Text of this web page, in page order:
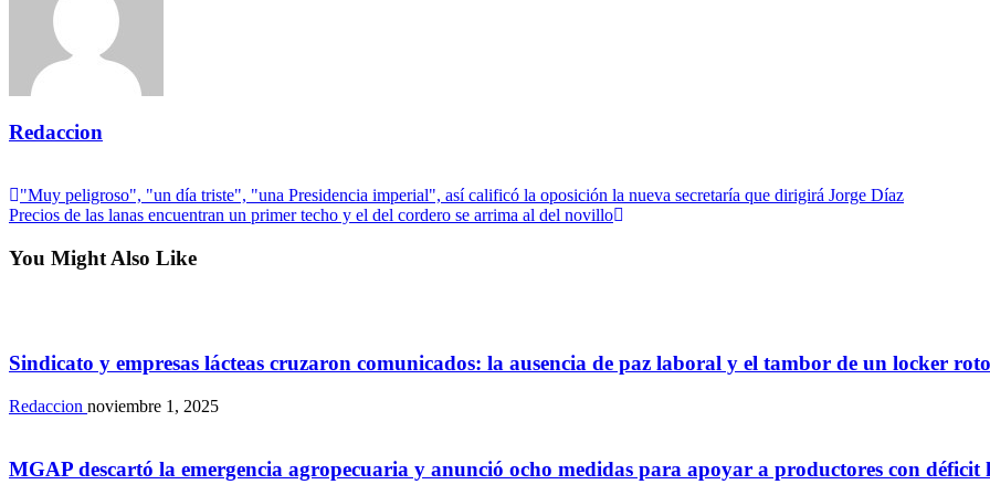
Redaccion
Navegación
de
entradas
Previous
Post
"Muy peligroso", "un día triste", "una Presidencia imperial", así calificó la oposición la nueva secretaría que dirigirá Jorge Díaz
Next
Precios de las lanas encuentran un primer techo y el del cordero se arrima al del novillo
You Might Also Like
Sindicato y empresas lácteas cruzaron comunicados: la ausencia de paz laboral y el tambor de un locker roto
Redaccion noviembre 1, 2025
MGAP descartó la emergencia agropecuaria y anunció ocho medidas para apoyar a productores con déficit